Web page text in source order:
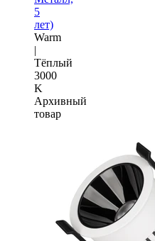
5
лет)
Warm
|
Тёплый
3000
K
Архивный
товар